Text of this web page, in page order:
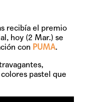
recibía el premio
hoy (2 Mar.) se
con PUMA.
pastel que